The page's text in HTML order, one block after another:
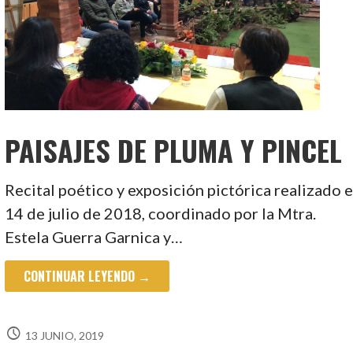
PAISAJES DE PLUMA Y PINCEL
13 JUNIO, 2019
Recital poético y exposición pictórica realizado
14 de julio de 2018, coordinado por la Mtra.
Estela Guerra Garnica y…
CONTINUAR LEYENDO →